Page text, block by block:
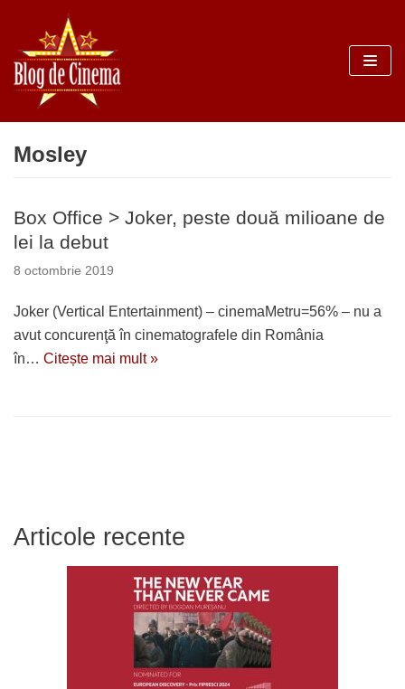
Sari
la
conținut
Mosley
Box Office > Joker, peste două milioane de
lei la debut
8 octombrie 2019
Joker (Vertical Entertainment) – cinemaMetru=56% – nu a
avut concurenţă în cinematografele din România
în… Citește mai mult »
Articole recente